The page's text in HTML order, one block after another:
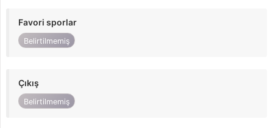
Favori sporlar
Belirtilmemiş
Çıkış
Belirtilmemiş